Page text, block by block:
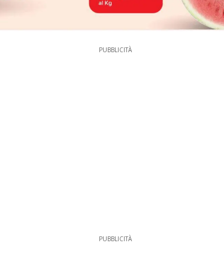
PUBBLICITÀ
PUBBLICITÀ